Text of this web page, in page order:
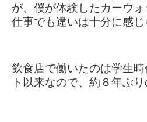
が、 僕が体験したカーウ
仕事でも違いは十分に感じ
飲食店で働いたのは学生
ト以来なので、約８年ぶ